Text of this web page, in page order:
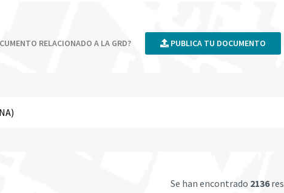
RELACIONADO A LA GRD? PUBLICA TU DOCUMENTO
Se han encontrado 2136